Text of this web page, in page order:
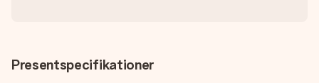
Presentspecifikationer